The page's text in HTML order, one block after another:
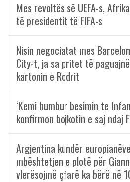
Mes revoltës së UEFA-s,
të presidentit të FIFA-s
Nisin negociatat mes
City-t, ja sa pritet të
kartonin e Rodrit
‘Kemi humbur besimin te
konfirmon bojkotin e saj ndaj
Argjentina kundër
mbështetjen e plotë për
vlerësojmë çfarë ka bërë në